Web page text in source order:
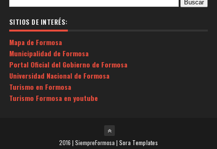
SITIOS DE INTERÉS:
Mapa de Formosa
Municipalidad de Formosa
Portal Oficial del Gobierno de Formosa
Universidad Nacional de Formosa
Turismo en Formosa
Turismo Formosa en youtube
2016 | SiempreFormosa | Sora Templates